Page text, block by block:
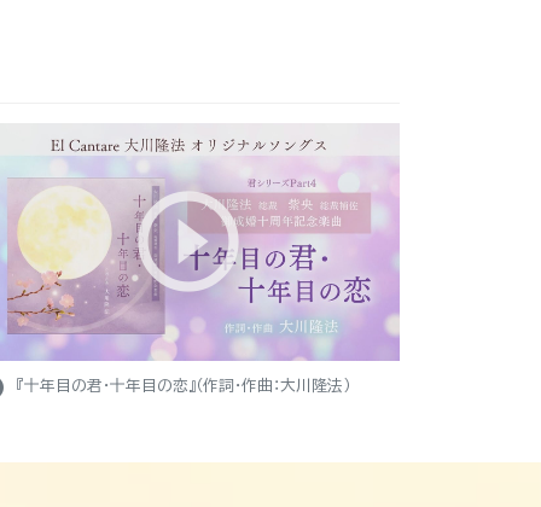
『十年目の君・十年目の恋』（作詞・作曲：大川隆法）